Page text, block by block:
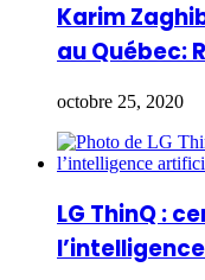
Karim
au Québec:
octobre 25, 2020
LG ThinQ :